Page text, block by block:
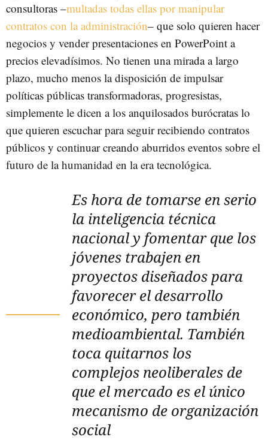
consultoras –multadas todas ellas por manipular
contratos con la administración– que solo quieren hacer
negocios y vender presentaciones en PowerPoint a
precios elevadísimos. No tienen una mirada a largo
plazo, mucho menos la disposición de impulsar
políticas públicas transformadoras, progresistas,
simplemente le dicen a los anquilosados burócratas lo
que quieren escuchar para seguir recibiendo contratos
públicos y continuar creando aburridos eventos sobre el
futuro de la humanidad en la era tecnológica.
Es hora de tomarse en serio
la inteligencia técnica
nacional y fomentar que los
jóvenes trabajen en
proyectos diseñados para
favorecer el desarrollo
económico, pero también
medioambiental. También
toca quitarnos los
complejos neoliberales de
que el mercado es el único
mecanismo de organización
social